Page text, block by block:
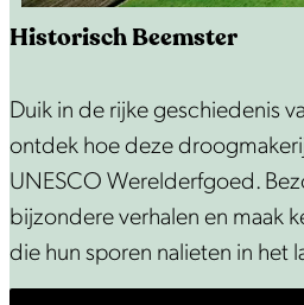
Historisch Beemster
H
i
s
t
o
r
Duik in de rijke geschiedenis
ontdek hoe deze
UNESCO Werelderfgoed.
bijzondere verhalen en maak
die hun sporen nalieten in het